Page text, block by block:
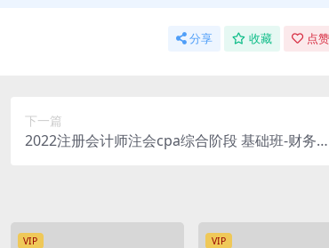
分享 收藏 点
下一篇
2022注册会计师注会cpa综合阶段 基础班-财务
VIP VIP